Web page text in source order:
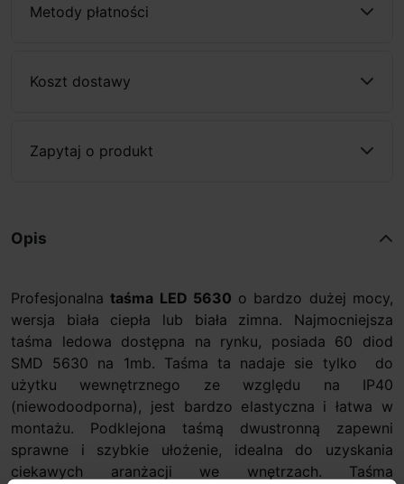
Metody płatności
Koszt dostawy
Zapytaj o produkt
Opis
Profesjonalnataśma LED 5630 o bardzo dużej mocy,
wersja biała ciepła lub biała zimna. Najmocniejsza
taśma ledowa dostępna na rynku, posiada 60 diod
SMD 5630 na 1mb. Taśma ta nadaje sie tylko do
użytku wewnętrznego ze względu na IP40
(niewodoodporna), jest bardzo elastyczna i łatwa w
montażu. Podklejona taśmą dwustronną zapewni
sprawne i szybkie ułożenie, idealna do uzyskania
ciekawych aranżacji we wnętrzach. Taśma